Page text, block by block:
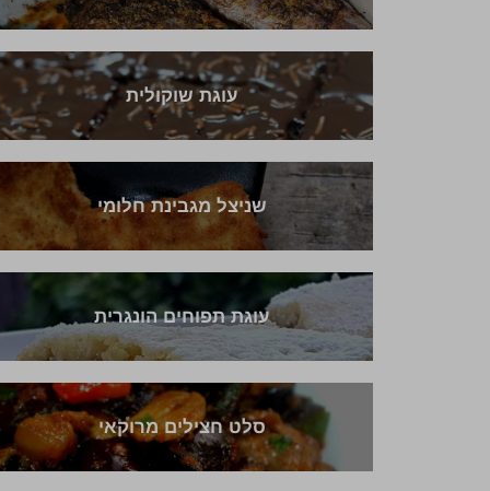
עוגת שוקולית
שניצל מגבינת חלומי
עוגת תפוחים הונגרית
סלט חצילים מרוקאי